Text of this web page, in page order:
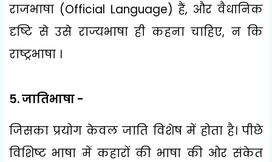
राजभाषा (Official Language)हैं, और वैधानिक
दृष्टि से उसे राज्यभाषा ही कहना चाहिए, न कि
राष्ट्रभाषा ।
5.जातिभाषा -
जिसका प्रयोग केवल जाति विशेष में होता है। पीछे
विशिष्ट भाषा में कहारों की भाषा की ओर संकेत